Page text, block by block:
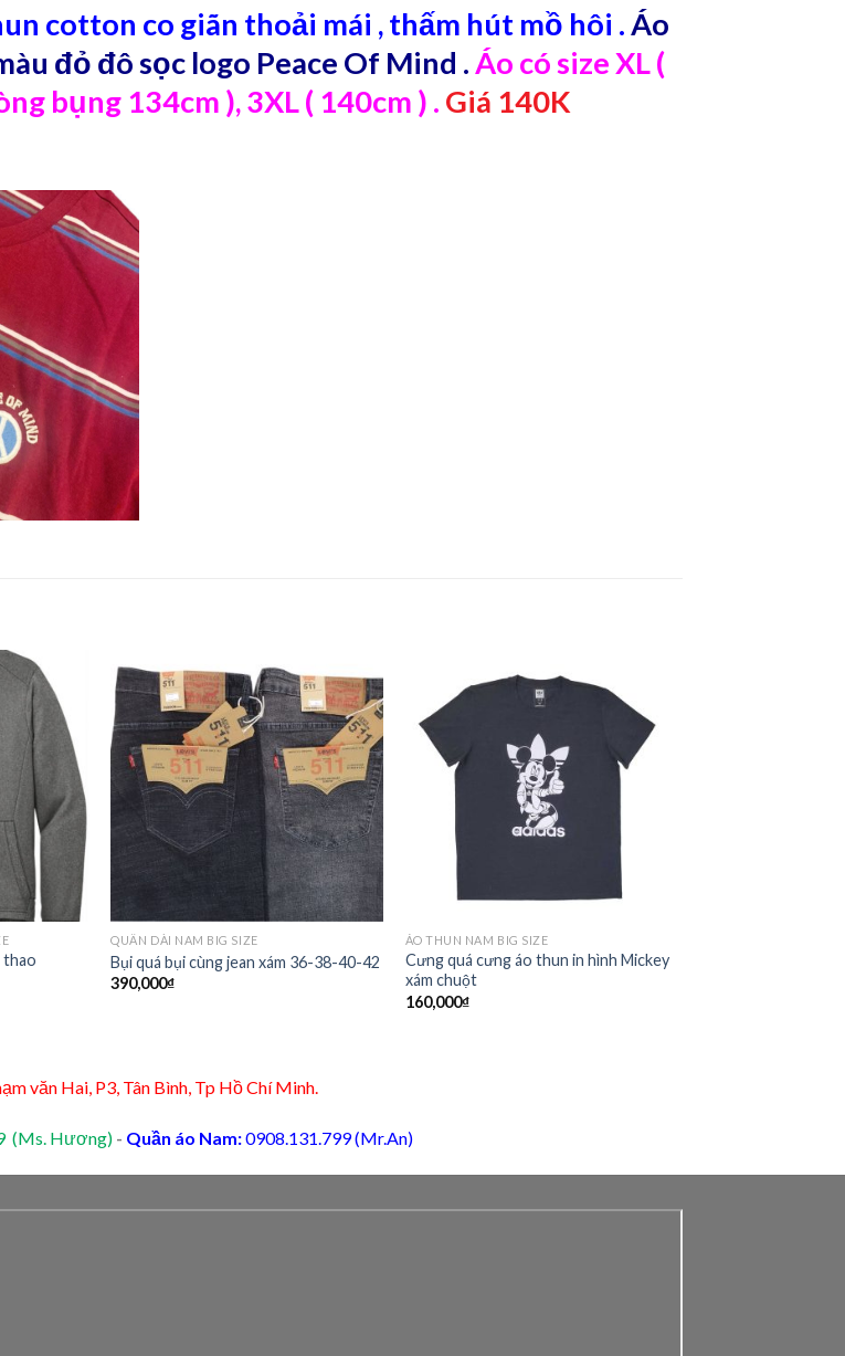
cotton co giãn thoải mái , thấm hút mồ hôi .Áo
đỏ đô sọc logo Peace Of Mind .Áo có size XL (
bụng 134cm ), 3XL ( 140cm ) . Giá 140K
Add to
Wishlist
Add to
Wishlist
QUẦN DÀI NAM BIG SIZE
Bụi quá bụi cùng jean xám 36-38-40-42
390,000₫
Add to
Wishlist
ÁO THUN NAM BIG SIZE
Cưng quá cưng áo thun in hình Mickey
xám chuột
160,000₫
văn Hai, P3, Tân Bình, Tp Hồ Chí Minh.
(Ms. Hương) - Quần áo Nam:0908.131.799 (Mr.An)